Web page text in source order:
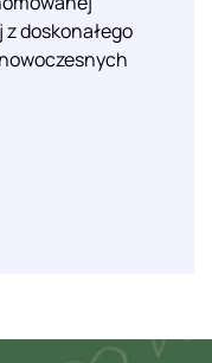
doskonałego